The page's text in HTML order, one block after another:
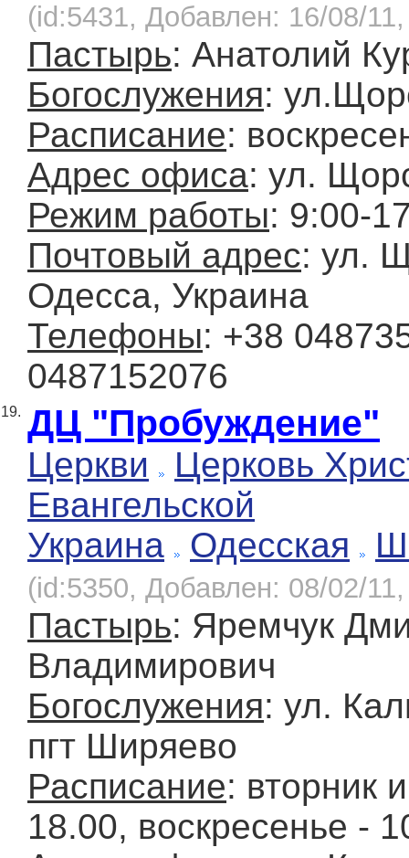
(id:5431, Добавлен: 16/08/
Пастырь: Анатолий
Богослужения:
Расписание:
Адрес офиса: ул.
Режим работы: 9:00-
Почтовый адрес: ул.
Одесса, Украина
Телефоны: +38
0487152076
19. ДЦ "Пробуждение"
Церкви
Церковь
Евангельской
Украина
Одесская
(id:5350, Добавлен: 08/02/
Пастырь: Яремчук
Владимирович
Богослужения: ул.
пгт Ширяево
Расписание: вторник
18.00, воскресенье -